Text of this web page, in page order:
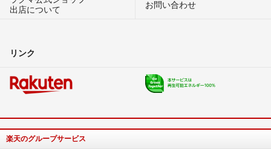
出店について
お問い合わせ
リンク
楽天のグループサービス